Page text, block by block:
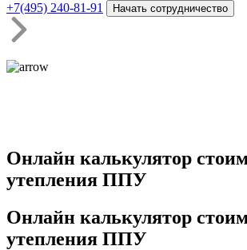
+7(495) 240-81-91 Начать сотрудничество
Онлайн калькулятор
утепления ППУ
Онлайн калькулятор
утепления ППУ